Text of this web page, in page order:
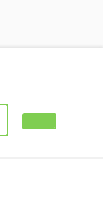
Keresés